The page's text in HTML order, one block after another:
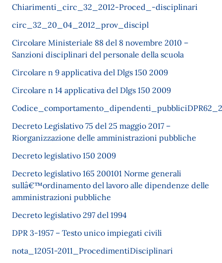
Chiarimenti_circ_32_2012-Proced_-disciplinari
circ_32_20_04_2012_prov_discipl
Circolare Ministeriale 88 del 8 novembre 2010 –
Sanzioni disciplinari del personale della scuola
Circolare n 9 applicativa del Dlgs 150 2009
Circolare n 14 applicativa del Dlgs 150 2009
Decreto Legislativo 75 del 25 maggio 2017 –
Riorganizzazione delle amministrazioni pubbliche
Decreto legislativo 150 2009
Decreto legislativo 165 200101 Norme generali
sullâ€™ordinamento del lavoro alle dipendenze delle
amministrazioni pubbliche
Decreto legislativo 297 del 1994
DPR 3-1957 – Testo unico impiegati civili
nota_12051-2011_ProcedimentiDisciplinari